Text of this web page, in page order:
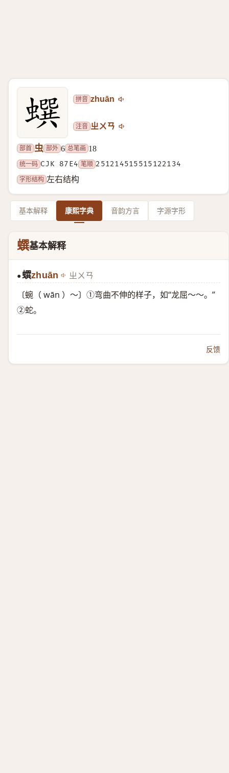
拼音 zhuān
注音 ㄓㄨㄢ
部首 虫 部外 6 总笔画 18
统一码 CJK 87E4 笔顺 251214515515122134
字形结构 左右结构
基本解释 康熙字典 音韵方言 字源字形
蟤基本解释
●蟤zhuān ㄓㄨㄢ
〔蜿（ wān ）～〕①弯曲不伸的样子，如“龙屈～～。”
②蛇。
反馈